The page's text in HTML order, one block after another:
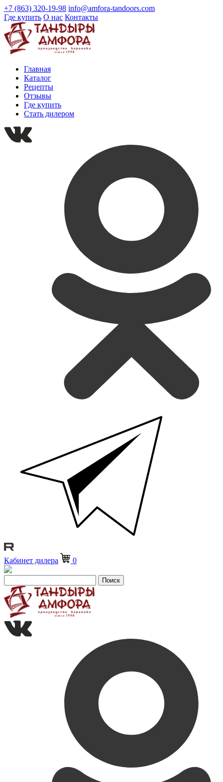
+7 (863) 320-19-98 info@amfora-tandoors.com
Где купить О нас Контакты
Главная
Каталог
Рецепты
Отзывы
Где купить
Стать дилером
Кабинет дилера 0
Поиск